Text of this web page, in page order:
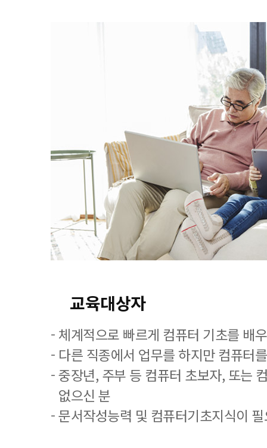
교육대상자
- 체계적으로 빠르게 컴퓨터 기초를 배
- 다른 직종에서 업무를 하지만 컴퓨터
- 중장년, 주부 등 컴퓨터 초보자, 또는
없으신 분
- 문서작성능력 및 컴퓨터기초지식이